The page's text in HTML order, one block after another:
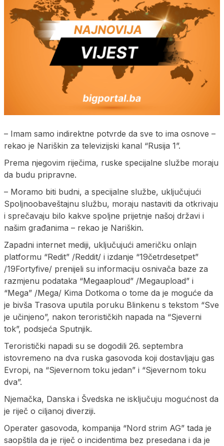
– Imam samo indirektne potvrde da sve to ima osnove –
rekao je Nariškin za televizijski kanal “Rusija 1”.
Prema njegovim riječima, ruske specijalne službe moraju
da budu pripravne.
– Moramo biti budni, a specijalne službe, uključujući
Spoljnoobaveštajnu službu, moraju nastaviti da otkrivaju
i sprečavaju bilo kakve spoljne prijetnje našoj državi i
našim građanima – rekao je Nariškin.
Zapadni internet mediji, uključujući američku onlajn
platformu “Redit” /Reddit/ i izdanje “19četrdesetpet”
/19Fortyfive/ prenijeli su informaciju osnivača baze za
razmjenu podataka “Megaaploud” /Megaupload” i
“Mega” /Mega/ Kima Dotkoma o tome da je moguće da
je bivša Trasova uputila poruku Blinkenu s tekstom “Sve
je učinjeno”, nakon terorističkih napada na “Sjeverni
tok”, podsjeća Sputnjik.
Teroristički napadi su se dogodili 26. septembra
istovremeno na dva ruska gasovoda koji dostavljaju gas
Evropi, na “Sjevernom toku jedan” i “Sjevernom toku
dva”.
Njemačka, Danska i Švedska ne isključuju mogućnost da
je riječ o ciljanoj diverziji.
Operater gasovoda, kompanija “Nord strim AG” tada je
saopštila da je riječ o incidentima bez presedana i da je